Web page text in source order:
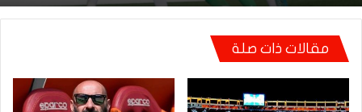
صورة.. الجامعة تكشف عن برنامج مباريات دور
سدس عشر كأس العرش
التطواني واتحاد تواركة في مواجهات قوية
مقالات ذات صلة